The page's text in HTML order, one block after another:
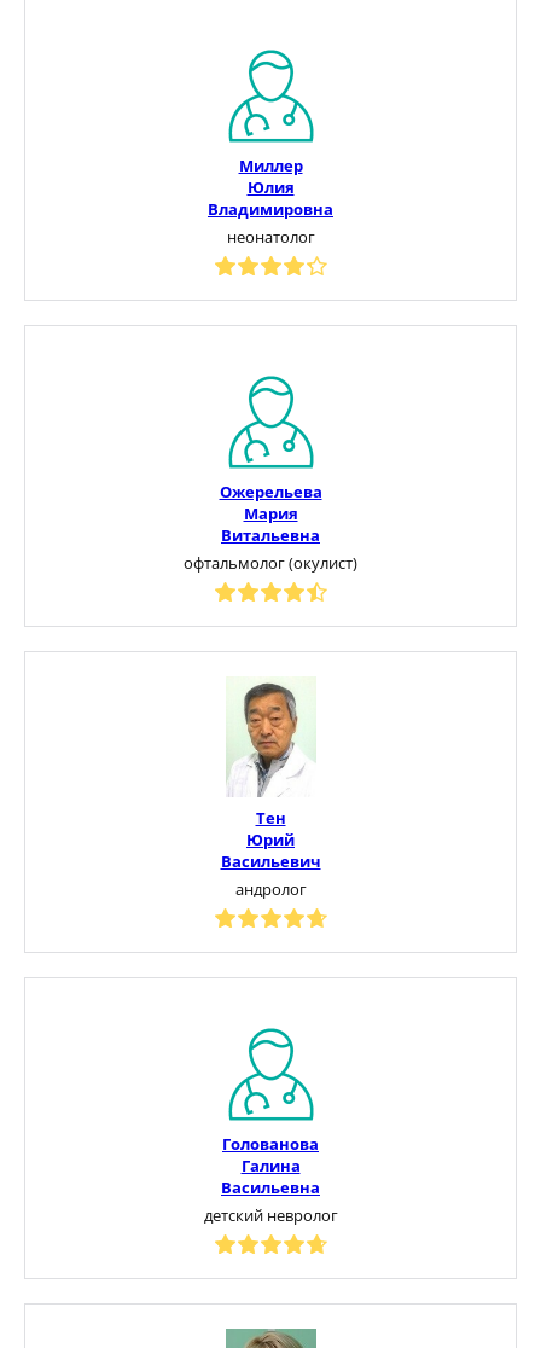
Миллер
Юлия
Владимировна
неонатолог
Ожерельева
Мария
Витальевна
офтальмолог (окулист)
Тен
Юрий
Васильевич
андролог
Голованова
Галина
Васильевна
детский невролог